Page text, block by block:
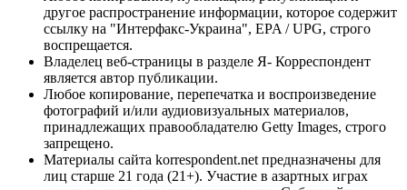
другое распространение информации, которое содержит
ссылку на "Интерфакс-Украина", EPA / UPG, строго
воспрещается.
Владелец веб-страницы в разделе Я- Корреспондент
является автор публикации.
Любое копирование, перепечатка и воспроизведение
фотографий и/или аудиовизуальных материалов,
принадлежащих правообладателю Getty Images, строго
запрещено.
Материалы сайта korrespondent.net предназначены для
лиц старше 21 года (21+). Участие в азартных играх